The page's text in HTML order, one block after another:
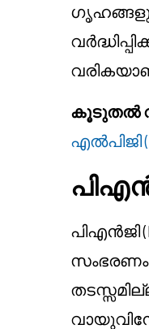
കൂടുതൽ
എൽപിജി
പിഎൻജി
സംഭരണം